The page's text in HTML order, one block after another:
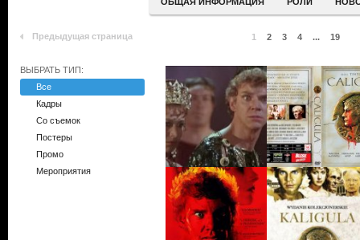
Предыдущая страница 1 2 3 4 ... 19
ВЫБРАТЬ ТИП:
Все
Кадры
Со съемок
Постеры
Промо
Мероприятия